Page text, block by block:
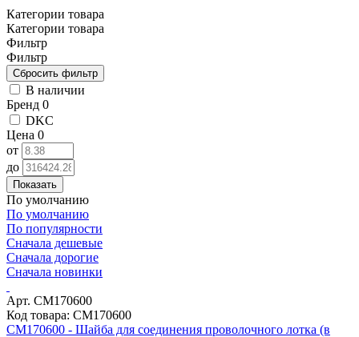
Категории товара
Категории товара
Фильтр
Фильтр
В наличии
Бренд 0
DKC
Цена 0
от
до
Показать
По умолчанию
По умолчанию
По популярности
Сначала дешевые
Сначала дорогие
Сначала новинки
Арт. CM170600
Код товара: CM170600
CM170600 - Шайба для соединения проволочного лотка (в